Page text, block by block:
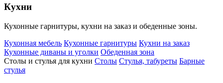
Кухни
Кухонные гарнитуры, кухни на заказ и обеденные зоны.
Кухонная мебель Кухонные гарнитуры Кухни на заказ
Кухонные диваны и уголки Обеденная зона
Столы и стулья для кухни Столы Стулья, табуреты Барные
стулья